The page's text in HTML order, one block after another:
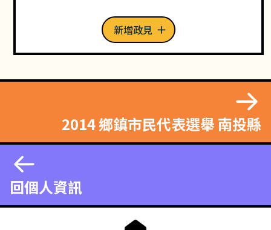
新增政見
回個人資訊
2014 鄉鎮市民代表選舉 南投縣